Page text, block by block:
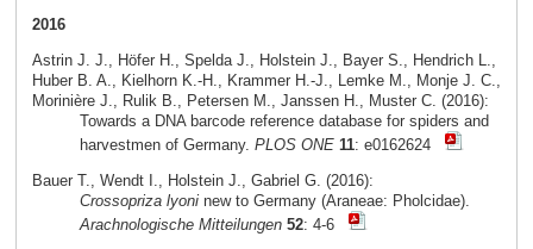
2016
Astrin J. J., Höfer H., Spelda J., Holstein J., Bayer S., Hendrich L.,
Huber B. A., Kielhorn K.-H., Krammer H.-J., Lemke M., Monje J. C.,
Morinière J., Rulik B., Petersen M., Janssen H., Muster C. (2016):
Towards a DNA barcode reference database for spiders and
harvestmen of Germany. PLOS ONE 11: e0162624
Bauer T., Wendt I., Holstein J., Gabriel G. (2016):
Crossopriza lyoninew to Germany (Araneae: Pholcidae).
Arachnologische Mitteilungen 52: 4-6